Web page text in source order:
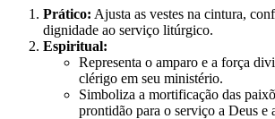
Prático: Ajusta as vestes na cintura,
dignidade ao serviço litúrgico.
Espiritual:
Representa o amparo e a força
clérigo em seu ministério.
Simboliza a mortificação das
prontidão para o serviço a Deus e